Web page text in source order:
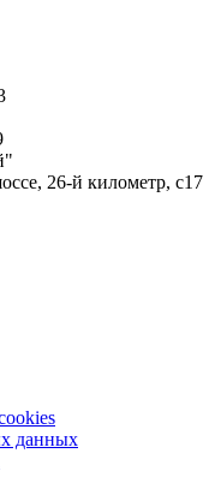
26-й километр, с17
данных